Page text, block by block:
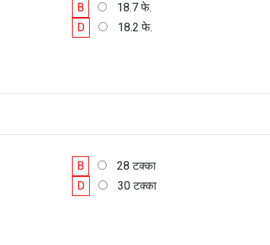
B
18.7 फे.
D 18.2 फे.
B
28 टक्का
D 30 टक्का